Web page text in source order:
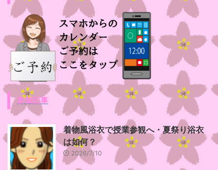
新着記事
着物風浴衣で授業参観へ・夏祭り浴衣
は如何？
2026/7/10